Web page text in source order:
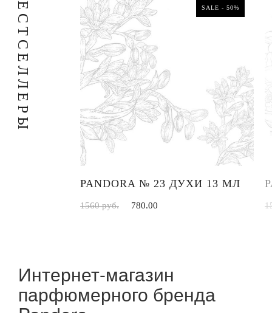
Е
С
Т
С
Е
Л
Л
Е
Р
Ы
SALE - 30% SALE - 50%
PANDORA № 23 ДУХИ 13 МЛ
1560 руб. 780.00
Интернет-магазин
парфюмерного бренда